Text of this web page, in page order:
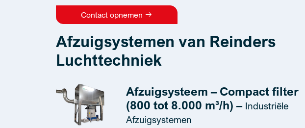
Contact opnemen
Afzuigsystemen van Reinders
Luchttechniek
Afzuigsysteem – Compact filter
(800 tot 8.000 m³/h) – Industriële
Afzuigsystemen